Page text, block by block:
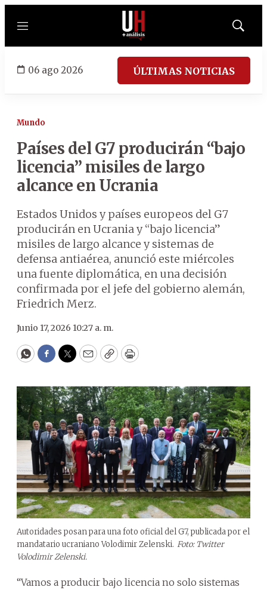
Menú
Mostrar
06 ago 2026 ÚLTIMAS NOTICIAS
Mundo
Países del G7 producirán “bajo
licencia” misiles de largo
alcance en Ucrania
Estados Unidos y países europeos del G7
producirán en Ucrania y “bajo licencia”
misiles de largo alcance y sistemas de
defensa antiaérea, anunció este miércoles
una fuente diplomática, en una decisión
confirmada por el jefe del gobierno alemán,
Friedrich Merz.
Junio 17, 2026 10:27 a. m.
WhatsApp
Facebook
Twitter
EmailCopyPrint
Autoridades posan para una foto oficial del G7, publicada por el
mandatario ucraniano Volodimir Zelenski. Foto: Twitter
Volodimir Zelenski.
“Vamos a producir bajo licencia no solo sistemas